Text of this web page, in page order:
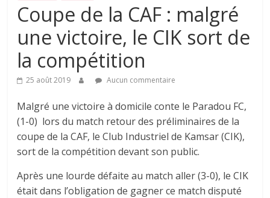
Coupe de la CAF : malgré
une victoire, le CIK sort de
la compétition
25 août 2019 Aucun commentaire
Malgré une victoire à domicile conte le Paradou FC,
(1-0) lors du match retour des préliminaires de la
coupe de la CAF, le Club Industriel de Kamsar (CIK),
sort de la compétition devant son public.
Après une lourde défaite au match aller (3-0), le CIK
était dans l’obligation de gagner ce match disputé